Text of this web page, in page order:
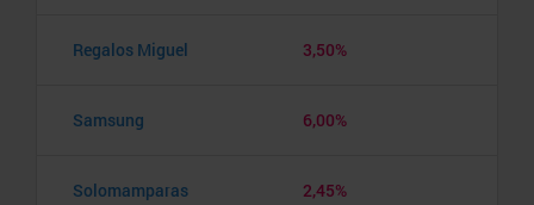
Regalos Miguel 3,50%
Samsung 6,00%
Solomamparas 2,45%